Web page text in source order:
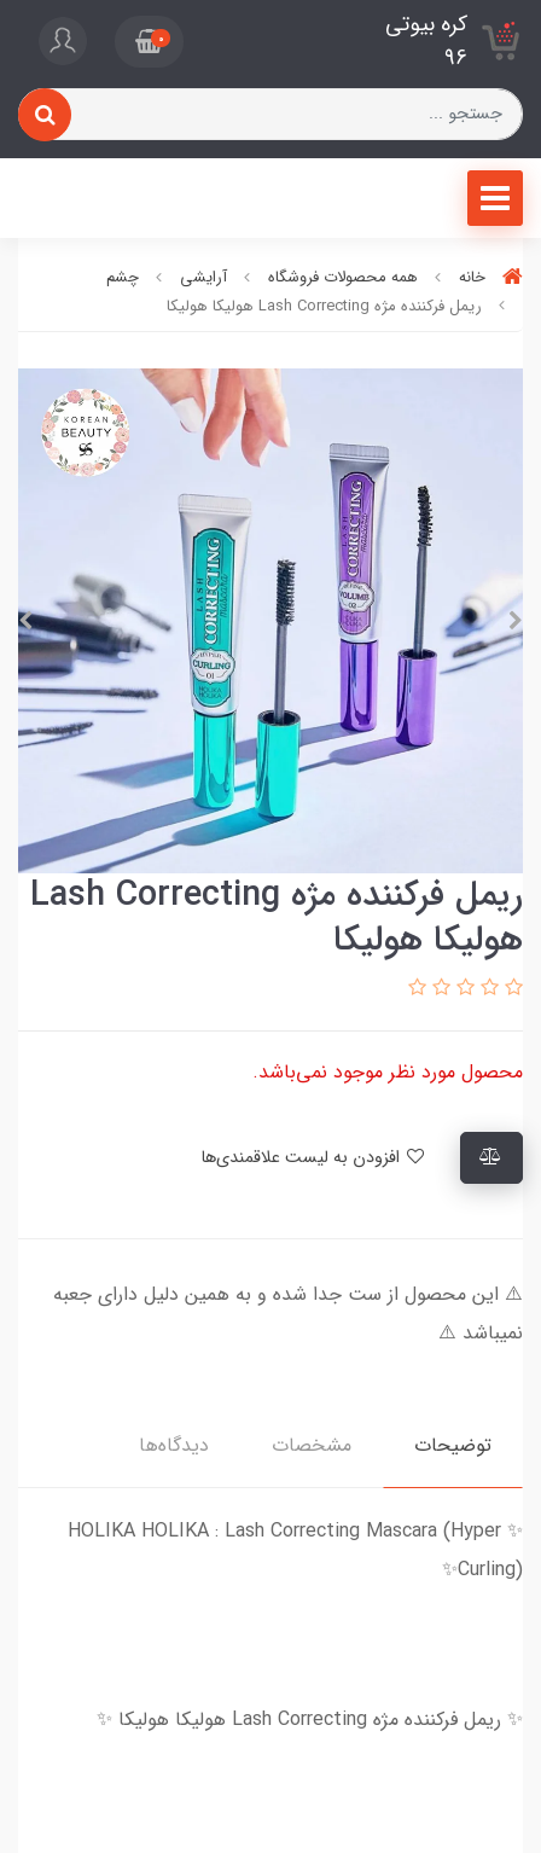
کره بیوتی
96
0
خانه همه محصولات فروشگاه آرایشی
چشم
ریمل فرکننده مژه Lash Correcting هولیکا هولیکا
ریمل فرکننده مژه Lash Correcting
هولیکا هولیکا
محصول مورد نظر موجود نمی‌باشد.
⚠️ این محصول از ست جدا شده و به همین دلیل دارای جعبه
نمیباشد ⚠️
توضیحات مشخصات دیدگاه‌ها
✨ HOLIKA HOLIKA : Lash Correcting Mascara (Hyper
Curling)✨
✨ ریمل فرکننده مژه Lash Correcting هولیکا هولیکا ✨